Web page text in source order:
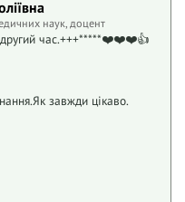
наук, доцент
другий час.+++*****❤️❤️❤️👍
завжди цікаво.